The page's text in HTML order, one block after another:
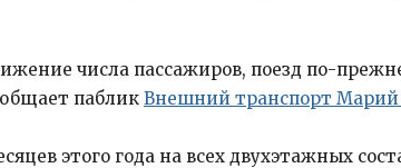
числа пассажиров, поезд по-
паблик Внешний транспорт Марий
этого года на всех двухэтажных